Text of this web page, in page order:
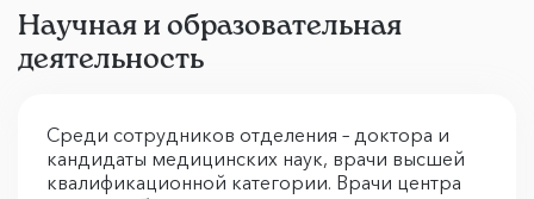
Научная и образовательная
деятельность
Среди сотрудников отделения – доктора и
кандидаты медицинских наук, врачи высшей
квалификационной категории. Врачи центра